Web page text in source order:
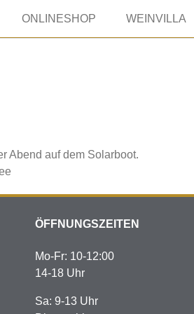
ONLINESHOP WEINVILLA
Abend auf dem Solarboot.
ÖFFNUNGSZEITEN
Mo-Fr: 10-12:00
14-18 Uhr
Sa: 9-13 Uhr